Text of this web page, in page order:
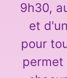
9h30,
et
pour
permet